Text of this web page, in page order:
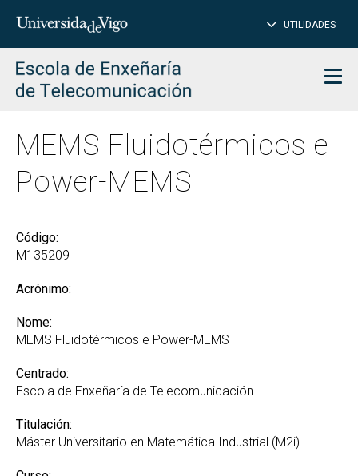
Introduce
para
buscar
UTILIDADES
MEMS Fluidotérmicos e
Power-MEMS
Código:
M135209
Acrónimo:
Nome:
MEMS Fluidotérmicos e Power-MEMS
Centrado:
Escola de Enxeñaría de Telecomunicación
Titulación:
Máster Universitario en Matemática Industrial (M2i)